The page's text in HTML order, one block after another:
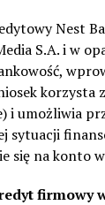
Nest
S.A. i w
korzysta
i umożliwia
sytuacji
się na konto
firmowy